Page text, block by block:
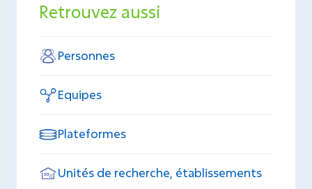
Retrouvez aussi
Personnes
Equipes
Plateformes
Unités de recherche, établissements